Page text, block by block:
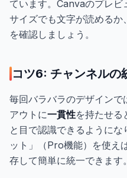
ています。Canvaのプレビ
サイズでも文字が読める
を確認しましょう。
コツ6: チャンネルの
毎回バラバラのデザインで
アウトに一貫性を持たせる
と目で認識できるように
ット」（Pro機能）を使え
存して簡単に統一できます。